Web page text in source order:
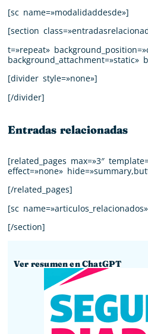
[sc name=»modalidaddesde»]
[section
t=»repeat»
background_attachment=»static»
[divider style=»none»]
[/divider]
Entradas relacionadas
[related_pages max=»3″
effect=»none»
[/related_pages]
[sc
[/section]
Ver resumen en ChatGPT